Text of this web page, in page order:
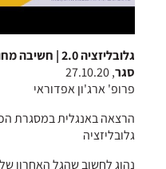
גלובליזציה
סגר, 27.10.20
פרופ' ארג'ון אפדוראי
הרצאה באנגלית במסגרת
גלובליזציה
נהוג לחשוב שהגל האחרון